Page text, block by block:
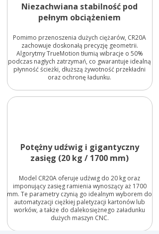
Niezachwiana stabilność pod
pełnym obciążeniem
Pomimo przenoszenia dużych ciężarów, CR20A
zachowuje doskonałą precyzję geometrii.
Algorytmy TrueMotion tłumią wibracje o 50%
podczas nagłych zatrzymań, co gwarantuje idealną
płynność ścieżki, dłuższą żywotność przekładni
oraz ochronę ładunku.
Potężny udźwig i gigantyczny
zasięg (20 kg / 1700 mm)
Model CR20A oferuje udźwig do 20 kg oraz
imponujący zasięg ramienia wynoszący aż 1700
mm. Te parametry czynią go idealnym wyborem do
automatyzacji ciężkiej paletyzacji kartonów lub
worków, a także do dalekosiężnego załadunku
dużych maszyn CNC.